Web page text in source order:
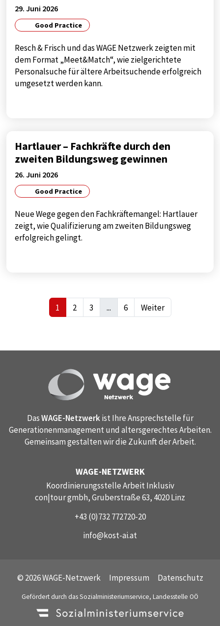
29. Juni 2026
Good Practice
Resch & Frisch und das WAGE Netzwerk zeigten mit
dem Format „Meet&Match“, wie zielgerichtete
Personalsuche für ältere Arbeitsuchende erfolgreich
umgesetzt werden kann.
Hartlauer – Fachkräfte durch den
zweiten Bildungsweg gewinnen
26. Juni 2026
Good Practice
Neue Wege gegen den Fachkräftemangel: Hartlauer
zeigt, wie Qualifizierung am zweiten Bildungsweg
erfolgreich gelingt.
1 2 3 ... 6 Weiter
DasWAGE-Netzwerkist Ihre Ansprechstelle für
Generationenmanagement und altersgerechtes Arbeiten.
Gemeinsam gestalten wir die Zukunft der Arbeit.
WAGE-NETZWERK
Koordinierungsstelle Arbeit Inklusiv
con|tour gmbh, Gruberstraße 63, 4020 Linz
+43 (0)732 772720-20
info@kost-ai.at
© 2026 WAGE-Netzwerk Impressum Datenschutz
Gefördert durch das Sozialministeriumservice, Landesstelle OÖ